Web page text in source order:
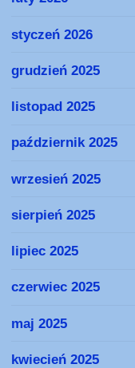
styczeń 2026
grudzień 2025
listopad 2025
październik 2025
wrzesień 2025
sierpień 2025
lipiec 2025
czerwiec 2025
maj 2025
kwiecień 2025